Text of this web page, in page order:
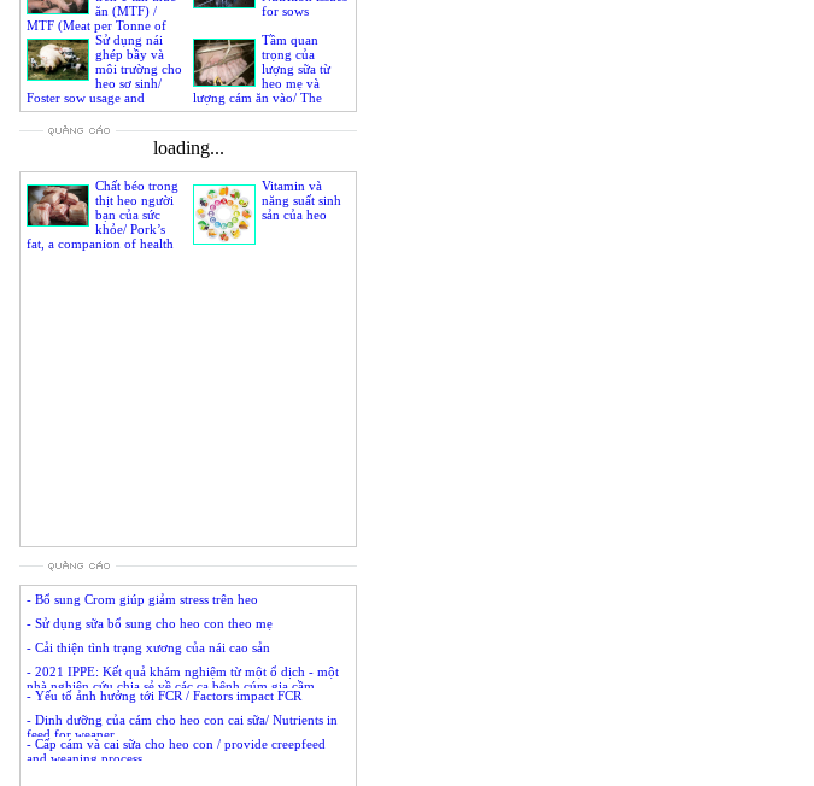
for sows
ăn (MTF) /
MTF (Meat per Tonne of
Feed) index
Tầm quan
trọng của
lượng sữa từ
heo mẹ và
lượng cám ăn vào/ The
importance of sow’s milk
Sử dụng nái
ghép bầy và
môi trường cho
heo sơ sinh/
Foster sow usage and
environment for neonatal
piglet
loading...
Vitamin và
năng suất sinh
sản của heo
Chất béo trong
thịt heo người
bạn của sức
khỏe/ Pork’s
fat, a companion of health
- Bổ sung Crom giúp giảm stress trên heo
- Sử dụng sữa bổ sung cho heo con theo mẹ
- Cải thiện tình trạng xương của nái cao sản
- 2021 IPPE: Kết quả khám nghiệm từ một ổ dịch - một
nhà nghiên cứu chia sẻ về các ca bệnh cúm gia cầm
H2N2 từ chợ cung cấp gà sống.
- Yếu tố ảnh hưởng tới FCR / Factors impact FCR
- Dinh dưỡng của cám cho heo con cai sữa/ Nutrients in
feed for weaner
- Cấp cám và cai sữa cho heo con / provide creepfeed
and weaning process